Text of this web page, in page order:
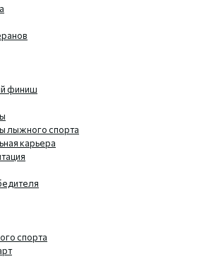
финиш
лыжного спорта
карьера
спорта